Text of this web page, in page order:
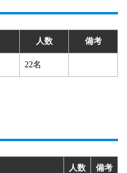
人数 備考
22名
人数 備考